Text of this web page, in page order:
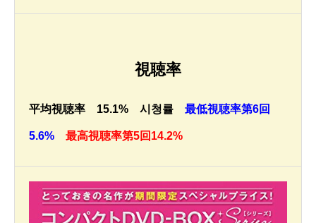
視聴率
平均視聴率 15.1% 시청률 最低視聴率第6回
5.6% 最高視聴率第5回14.2%